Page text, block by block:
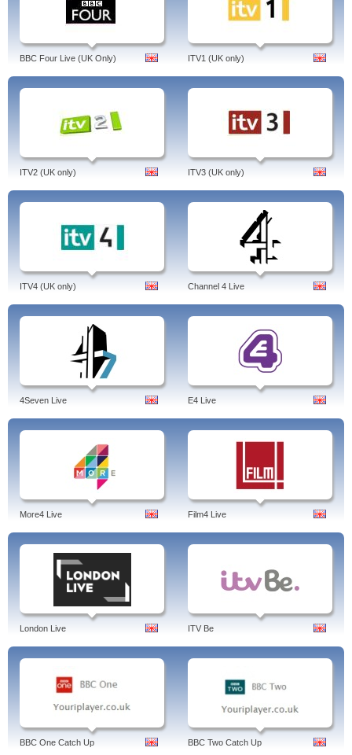
BBC Four Live (UK Only) ITV1 (UK only)
ITV2 (UK only) ITV3 (UK only)
ITV4 (UK only) Channel 4 Live
4Seven Live E4 Live
More4 Live Film4 Live
London Live ITV Be
BBC One Catch Up BBC Two Catch Up